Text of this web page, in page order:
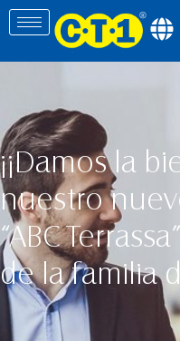
¡¡Damos la
nuestro
“ABC
de la familia